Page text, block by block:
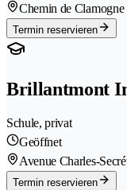
Chemin de Clamogne
Termin reservieren
Brillantmont
Schule, privat
Geöffnet
Avenue Charles-
Termin reservieren